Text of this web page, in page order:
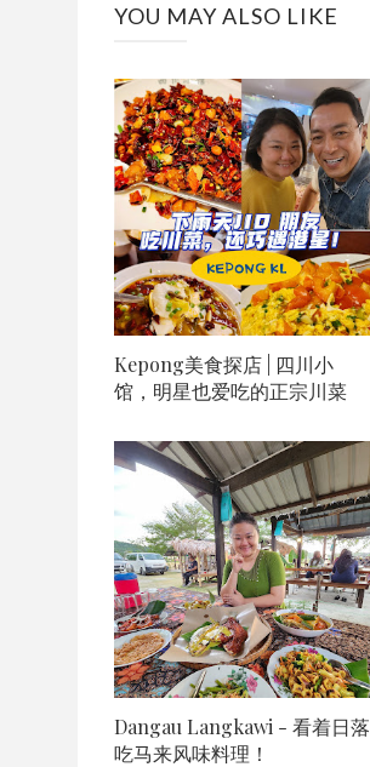
YOU MAY ALSO LIKE
Kepong美食探店 | 四川小
馆，明星也爱吃的正宗川菜
Dangau Langkawi - 看着日落
吃马来风味料理！